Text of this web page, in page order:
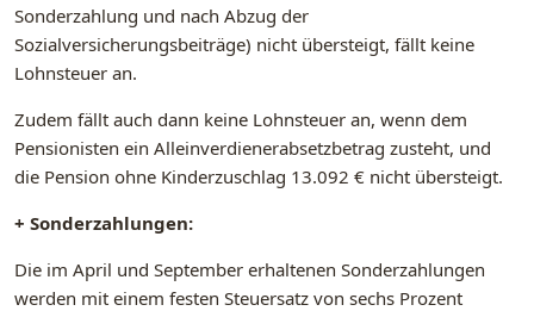
Sonderzahlung und nach Abzug der
Sozialversicherungsbeiträge) nicht übersteigt, fällt keine
Lohnsteuer an.
Zudem fällt auch dann keine Lohnsteuer an, wenn dem
Pensionisten ein Alleinverdienerabsetzbetrag zusteht, und
die Pension ohne Kinderzuschlag 13.092 € nicht übersteigt.
+ Sonderzahlungen:
Die im April und September erhaltenen Sonderzahlungen
werden mit einem festen Steuersatz von sechs Prozent